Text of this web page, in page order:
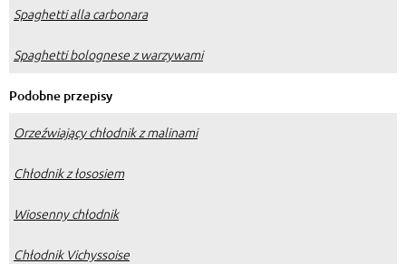
Spaghetti alla carbonara
Spaghetti bolognese z warzywami
Podobne przepisy
Orzeźwiający chłodnik z malinami
Chłodnik z łososiem
Wiosenny chłodnik
Chłodnik Vichyssoise